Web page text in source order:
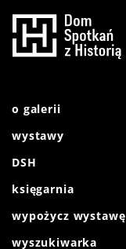
o galerii
wystawy
DSH
księgarnia
wypożycz wystawę
wyszukiwarka